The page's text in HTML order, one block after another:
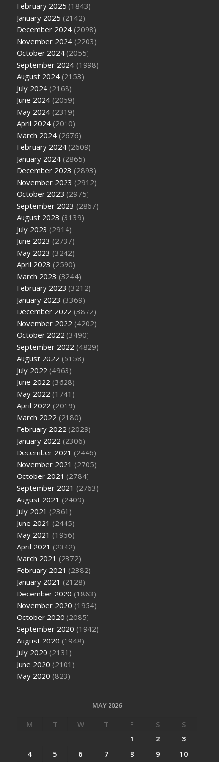
February 2025 (1843)
January 2025 (2142)
December 2024 (2098)
November 2024 (2203)
October 2024 (2055)
September 2024 (1998)
August 2024 (2153)
July 2024 (2168)
June 2024 (2059)
May 2024 (2319)
April 2024 (2010)
March 2024 (2676)
February 2024 (2609)
January 2024 (2865)
December 2023 (2893)
November 2023 (2912)
October 2023 (2975)
September 2023 (2867)
August 2023 (3139)
July 2023 (2914)
June 2023 (2737)
May 2023 (3242)
April 2023 (2590)
March 2023 (3244)
February 2023 (3212)
January 2023 (3369)
December 2022 (3872)
November 2022 (4202)
October 2022 (3490)
September 2022 (4829)
August 2022 (5158)
July 2022 (4963)
June 2022 (3628)
May 2022 (1741)
April 2022 (2019)
March 2022 (2180)
February 2022 (2029)
January 2022 (2306)
December 2021 (2446)
November 2021 (2705)
October 2021 (2784)
September 2021 (2763)
August 2021 (2409)
July 2021 (2361)
June 2021 (2445)
May 2021 (1956)
April 2021 (2342)
March 2021 (2372)
February 2021 (2382)
January 2021 (2128)
December 2020 (1863)
November 2020 (1954)
October 2020 (2085)
September 2020 (1942)
August 2020 (1948)
July 2020 (2131)
June 2020 (2101)
May 2020 (823)
MAY 2026
M T W T F S
S
1
2
3
4
5 6 7 8 9 10